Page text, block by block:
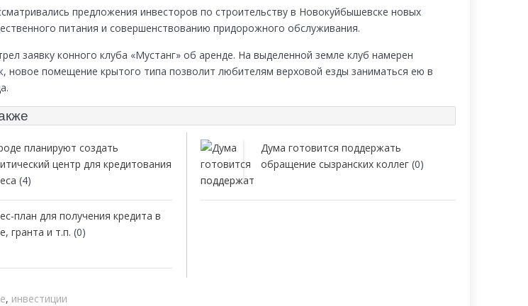
предложения инвесторов по строительству в Новокуйбышевске новых
питания и совершенствованию придорожного обслуживания.
заявку конного клуба «Мустанг» об аренде. На выделенной земле клуб намерен
новое помещение крытого типа позволит любителям верховой езды заниматься ею в
планируют создать
центр для кредитования
(4)
план для получения кредита в
гранта и т.п. (0)
Дума готовится поддержать
обращение сызранских коллег (0)
, инвестиции